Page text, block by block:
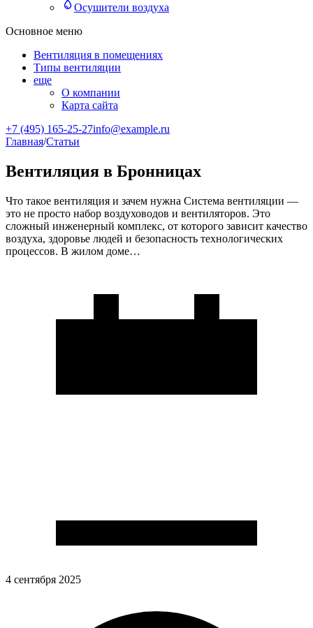
Осушители воздуха
Основное меню
Вентиляция в помещениях
Типы вентиляции
еще
О компании
Карта сайта
+7 (495) 165-25-27info@example.ru
Главная/Статьи
Вентиляция в Бронницах
Что такое вентиляция и зачем нужна Система вентиляции —
это не просто набор воздуховодов и вентиляторов. Это
сложный инженерный комплекс, от которого зависит качество
воздуха, здоровье людей и безопасность технологических
процессов. В жилом доме…
4 сентября 2025